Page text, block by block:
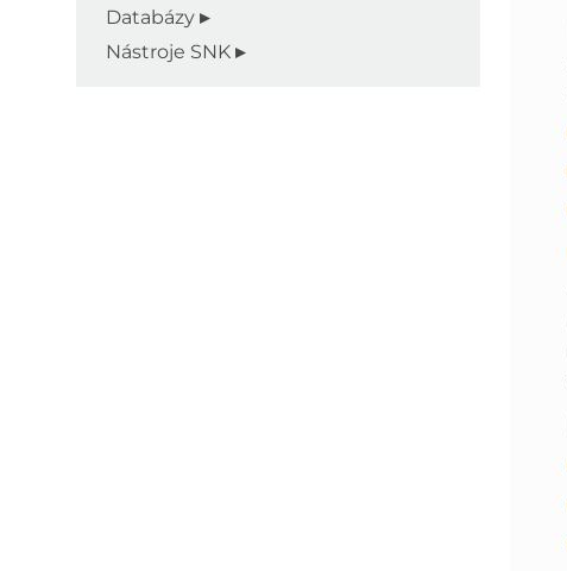
Databázy
Nástroje SNK